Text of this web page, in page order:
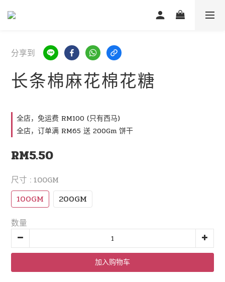
分享到
长条棉麻花棉花糖
全店，免运费 RM100 (只有西马)
全店，订单满 RM65 送 200Gm 饼干
RM5.50
尺寸 : 100GM
100GM 200GM
数量
加入购物车